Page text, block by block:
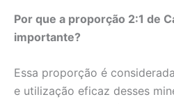
Por que a proporção 2:1 de
importante?
Essa proporção é
e utilização eficaz desses